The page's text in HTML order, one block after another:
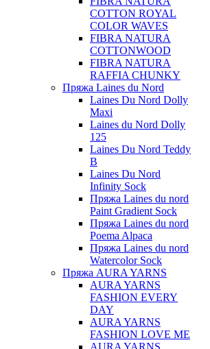
COTTON ROYAL
COLOR WAVES
FIBRA NATURA
COTTONWOOD
FIBRA NATURA
RAFFIA CHUNKY
Пряжа Laines du Nord
Laines Du Nord Dolly
Maxi
Laines du Nord Dolly
125
Laines Du Nord Teddy
B
Laines Du Nord
Infinity Sock
Пряжа Laines du nord
Paint Gradient Sock
Пряжа Laines du nord
Poema Alpaca
Пряжа Laines du nord
Watercolor Sock
Пряжа AURA YARNS
AURA YARNS
FASHION EVERY
DAY
AURA YARNS
FASHION LOVE ME
AURA YARNS